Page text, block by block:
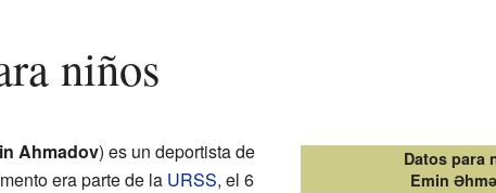
niños
Datos para
Emin
Ahmadov) es un deportista de
era parte de la URSS, el 6